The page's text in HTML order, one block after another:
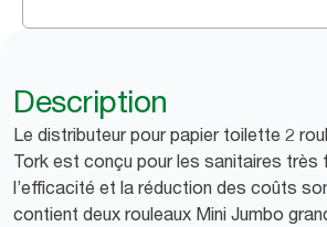
Description
Le distributeur pour papier toilette 2
Tork est conçu pour les sanitaires très
l’efficacité et la réduction des coûts
contient deux rouleaux Mini Jumbo